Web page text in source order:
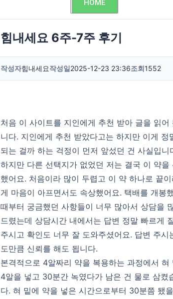
HOME
힘내세요 6주-7주 후기
작성자힘내세요작성일2025-12-23 23:36조회1552
처음 이 사이트를 지인에게 추천 받아 글을 읽어
니다. 지인에게 추천 받았다고는 하지만 이게 정
되는 걸까 하는 걱정이 먼저 앞섰던 건 사실입니
하지만 다른 선택지가 없었던 저는 결국 이 약을
했어요. 처음이라 많이 두렵고 이 약 하나로 끝이
게 마음이 아프면서도 속상했어요. 택배를 개봉
때부터 궁금했던 사항들이 너무 많아서 상담을
드렸는데 상담시간 내에서는 답변 정말 빠르게
주시고 확인도 너무 잘 도와주셨어요. 답변 주시
도만큼 신뢰를 해도 됩니다.
본격적으로 4알짜리 약을 복용하는 과정에서 혀
4알을 넣고 30분간 녹였다가 남은 건 물로 삼켰
다. 혀 밑에 약을 넣은 시간으로부터 30분쯤 됐